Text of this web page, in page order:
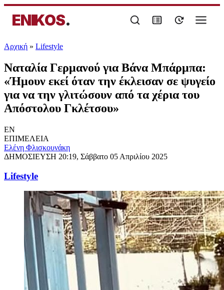
ENIKOS.
Αρχική » Lifestyle
Ναταλία Γερμανού για Βάνα Μπάρμπα:
«Ήμουν εκεί όταν την έκλεισαν σε ψυγείο
για να την γλιτώσουν από τα χέρια του
Απόστολου Γκλέτσου»
EN
ΕΠΙΜΕΛΕΙΑ
Ελένη Φλισκουνάκη
ΔΗΜΟΣΙΕΥΣΗ 20:19, Σάββατο 05 Απριλίου 2025
Lifestyle